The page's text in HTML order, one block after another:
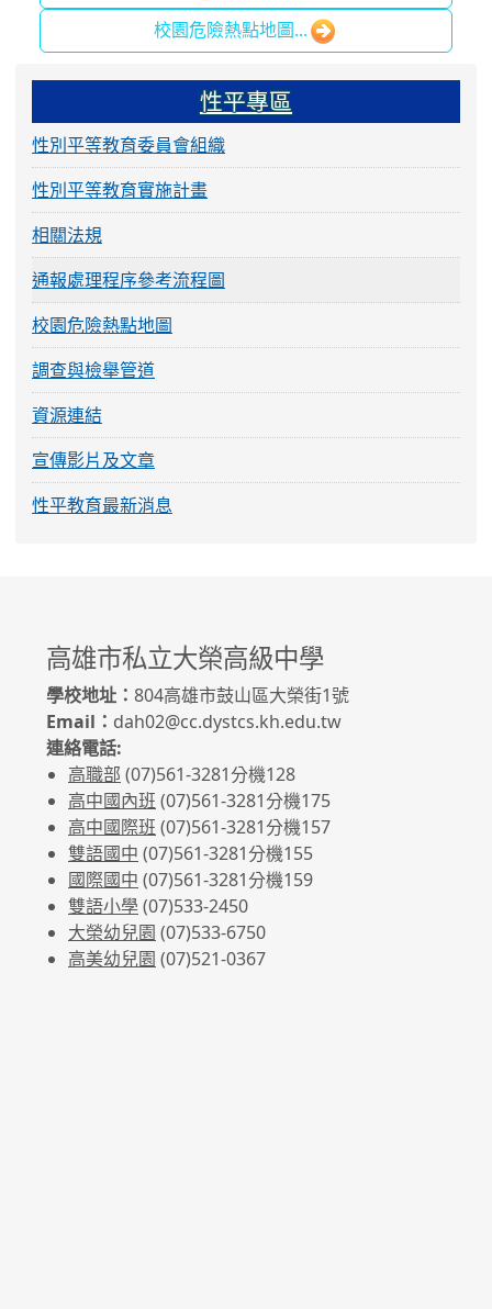
校園危險熱點地圖...
性平專區
性別平等教育委員會組織
性別平等教育實施計畫
相關法規
通報處理程序參考流程圖
校園危險熱點地圖
調查與檢舉管道
資源連結
宣傳影片及文章
性平教育最新消息
高雄市私立大榮高級中學
學校地址： 804高雄市鼓山區大榮街1號
Email： dah02@cc.dystcs.kh.edu.tw
連絡電話:
高職部 (07)561-3281分機128
高中國內班 (07)561-3281分機175
高中國際班 (07)561-3281分機157
雙語國中 (07)561-3281分機155
國際國中 (07)561-3281分機159
雙語小學(07)533-2450
大榮幼兒園 (07)533-6750
高美幼兒園 (07)521-0367